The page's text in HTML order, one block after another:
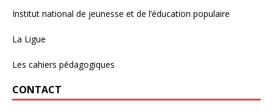
Institut national de jeunesse et de l’éducation populaire
La Ligue
Les cahiers pédagogiques
CONTACT